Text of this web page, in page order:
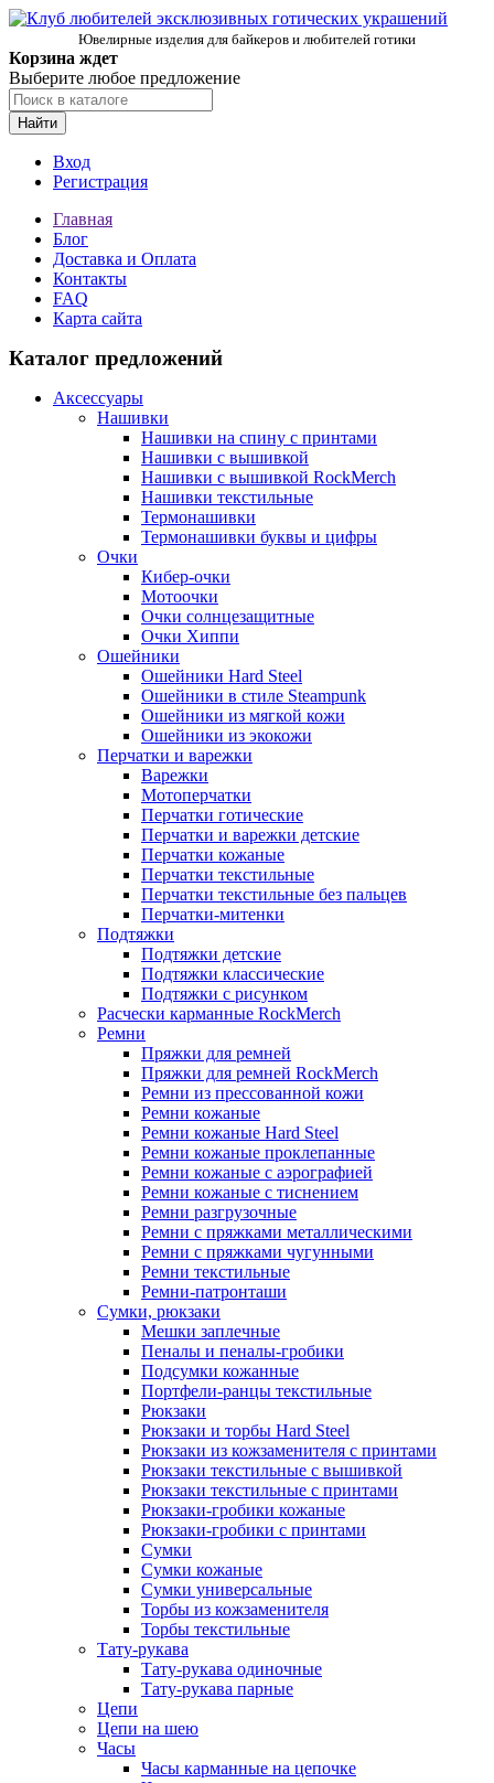
Ювелирные изделия для байкеров и любителей готики
Корзина ждет
Выберите любое предложение
Найти
Вход
Регистрация
Главная
Блог
Доставка и Оплата
Контакты
FAQ
Карта сайта
Каталог предложений
Аксессуары
Нашивки
Нашивки на спину с принтами
Нашивки с вышивкой
Нашивки с вышивкой RockMerch
Нашивки текстильные
Термонашивки
Термонашивки буквы и цифры
Очки
Кибер-очки
Мотоочки
Очки солнцезащитные
Очки Хиппи
Ошейники
Ошейники Hard Steel
Ошейники в стиле Steampunk
Ошейники из мягкой кожи
Ошейники из экокожи
Перчатки и варежки
Варежки
Мотоперчатки
Перчатки готические
Перчатки и варежки детские
Перчатки кожаные
Перчатки текстильные
Перчатки текстильные без пальцев
Перчатки-митенки
Подтяжки
Подтяжки детские
Подтяжки классические
Подтяжки с рисунком
Расчески карманные RockMerch
Ремни
Пряжки для ремней
Пряжки для ремней RockMerch
Ремни из прессованной кожи
Ремни кожаные
Ремни кожаные Hard Steel
Ремни кожаные проклепанные
Ремни кожаные с аэрографией
Ремни кожаные с тиснением
Ремни разгрузочные
Ремни с пряжками металлическими
Ремни с пряжками чугунными
Ремни текстильные
Ремни-патронташи
Сумки, рюкзаки
Мешки заплечные
Пеналы и пеналы-гробики
Подсумки кожанные
Портфели-ранцы текстильные
Рюкзаки
Рюкзаки и торбы Hard Steel
Рюкзаки из кожзаменителя с принтами
Рюкзаки текстильные с вышивкой
Рюкзаки текстильные с принтами
Рюкзаки-гробики кожаные
Рюкзаки-гробики с принтами
Сумки
Сумки кожаные
Сумки универсальные
Торбы из кожзаменителя
Торбы текстильные
Тату-рукава
Тату-рукава одиночные
Тату-рукава парные
Цепи
Цепи на шею
Часы
Часы карманные на цепочке